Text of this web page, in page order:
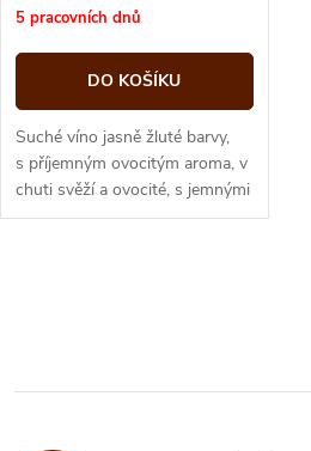
cena:
5 pracovních dnů
DO KOŠÍKU
Suché víno jasně žluté barvy,
s příjemným ovocitým aroma, v
chuti svěží a ovocité, s jemnými
náznaky citrusových plodů a
l